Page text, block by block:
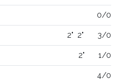
0/0
2" 2" 3/0
2" 1/0
4/0